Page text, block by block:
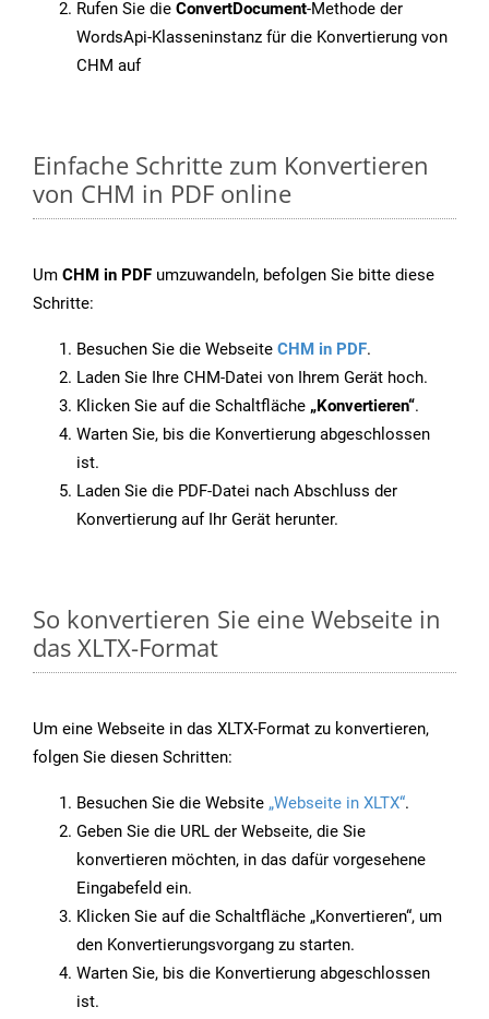
Rufen Sie die ConvertDocument-Methode der
WordsApi-Klasseninstanz für die Konvertierung von
CHM auf
Einfache Schritte zum Konvertieren
von CHM in PDF online
Um CHM in PDF umzuwandeln, befolgen Sie bitte diese
Schritte:
Besuchen Sie die Webseite CHM in PDF.
Laden Sie Ihre CHM-Datei von Ihrem Gerät hoch.
Klicken Sie auf die Schaltfläche „Konvertieren“.
Warten Sie, bis die Konvertierung abgeschlossen
ist.
Laden Sie die PDF-Datei nach Abschluss der
Konvertierung auf Ihr Gerät herunter.
So konvertieren Sie eine Webseite in
das XLTX-Format
Um eine Webseite in das XLTX-Format zu konvertieren,
folgen Sie diesen Schritten:
Besuchen Sie die Website „Webseite in XLTX“.
Geben Sie die URL der Webseite, die Sie
konvertieren möchten, in das dafür vorgesehene
Eingabefeld ein.
Klicken Sie auf die Schaltfläche „Konvertieren“, um
den Konvertierungsvorgang zu starten.
Warten Sie, bis die Konvertierung abgeschlossen
ist.